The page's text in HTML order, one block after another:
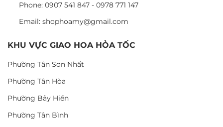
Phone: 0907 541 847 - 0978 771 147
Email: shophoamy@gmail.com
KHU VỰC GIAO HOA HỎA TỐC
Phường Tân Sơn Nhất
Phường Tân Hòa
Phường Bảy Hiền
Phường Tân Bình